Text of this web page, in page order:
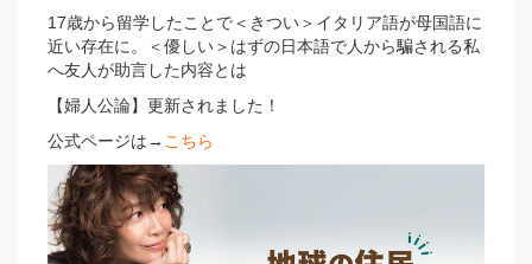
17歳から留学したことで＜きつい＞イタリア語が母国語に
近い存在に。＜優しい＞はずの日本語で人から騙される私
へ友人が助言した内容とは
【婦人公論】更新されました！
公式ページは→ こちら